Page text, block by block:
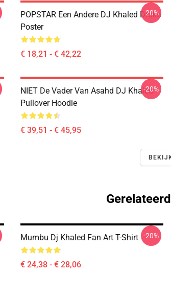
POPSTAR Een Andere DJ Khaled Drake
Poster
€ 18,21 - € 42,22
-20%
NIET De Vader Van Asahd DJ Khaled
Pullover Hoodie
€ 39,51 - € 45,95
-20%
Mumbu Dj Khaled Fan Art T-Shirt
€ 24,38 - € 28,06
-20%